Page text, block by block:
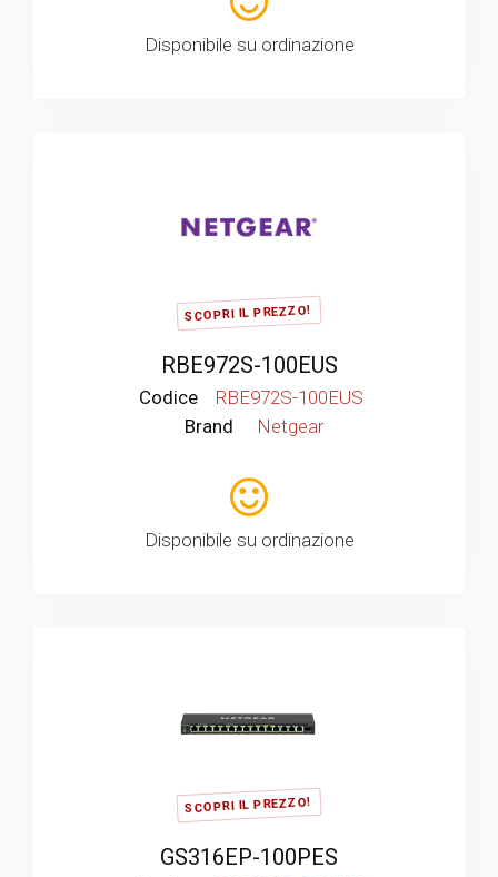
Disponibile su ordinazione
SCOPRI IL PREZZO!
RBE972S-100EUS
Codice
RBE972S-100EUS
Brand
Netgear
Disponibile su ordinazione
SCOPRI IL PREZZO!
GS316EP-100PES